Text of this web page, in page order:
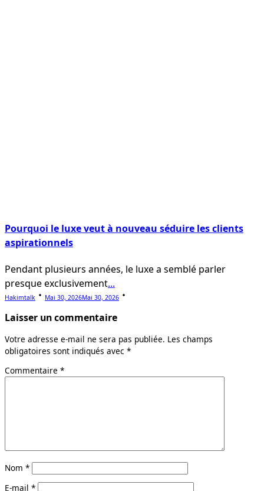
Pourquoi le luxe veut à nouveau séduire les clients
aspirationnels
Pendant plusieurs années, le luxe a semblé parler
presque exclusivement...
Hakimtalk Mai 30, 2026Mai 30, 2026
Laisser un commentaire
Votre adresse e-mail ne sera pas publiée. Les champs
obligatoires sont indiqués avec *
Commentaire *
Nom *
E-mail *